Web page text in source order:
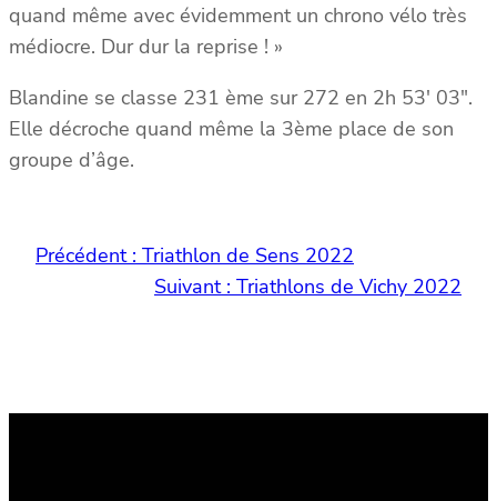
quand même avec évidemment un chrono vélo très
médiocre. Dur dur la reprise ! »
Blandine se classe 231 ème sur 272 en 2h 53′ 03″.
Elle décroche quand même la 3ème place de son
groupe d’âge.
Précédent : Triathlon de Sens 2022
Suivant : Triathlons de Vichy 2022